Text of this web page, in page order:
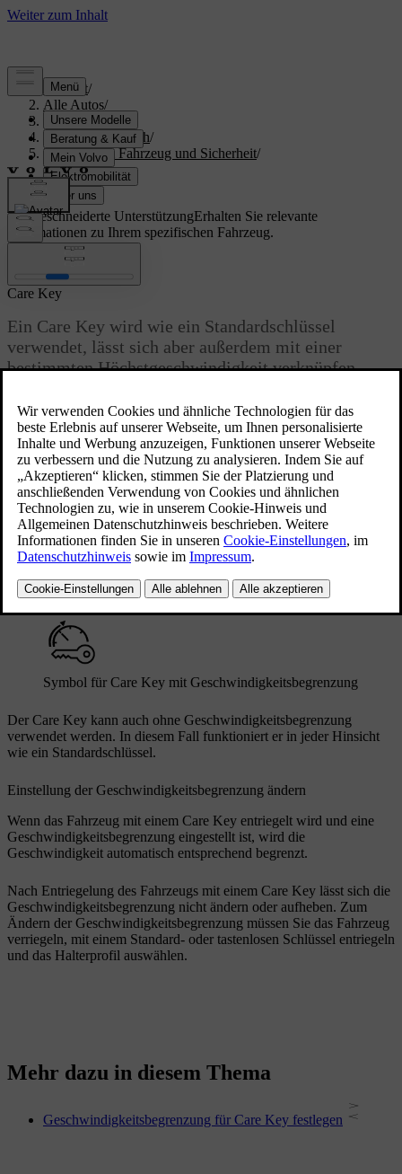
Support/
Alle Autos/
S60 2024/
Benutzerhandbuch/
Zugang zum Fahrzeug und Sicherheit/
Schlüssel/
Care Key
Maßgeschneiderte UnterstützungErhalten Sie relevante
Informationen zu Ihrem spezifischen Fahrzeug.
Anmelden
Care Key
Ein Care Key wird wie ein Standardschlüssel
verwendet, lässt sich aber außerdem mit einer
bestimmten Höchstgeschwindigkeit verknüpfen.
Ver- und Entriegelung, Fahrzeugstart und die meisten anderen
Standardfunktionen werden mit dem Care Key wie mit einem
normalen Schlüssel bedient. Der große Unterschied besteht darin,
dass Sie für die Fahrzeugnutzung mit dem Care Key eine
Höchstgeschwindigkeit einstellen können. Dies kann z. B. sinnvoll
sein, wenn Sie das Fahrzeug einer Person mit wenig Fahrpraxis,
einem Parkservice oder einer Werkstatt überlassen.
Wenn ein Care Key mit eingestellter Höchstgeschwindigkeit
verwendet wird, wird im Fahrerdisplay ein entsprechendes Symbol
angezeigt.
Symbol für Care Key mit Geschwindigkeitsbegrenzung
Der Care Key kann auch ohne Geschwindigkeitsbegrenzung
verwendet werden. In diesem Fall funktioniert er in jeder Hinsicht
wie ein Standardschlüssel.
Einstellung der Geschwindigkeitsbegrenzung ändern
Wenn das Fahrzeug mit einem Care Key entriegelt wird und eine
Geschwindigkeitsbegrenzung eingestellt ist, wird die
Geschwindigkeit automatisch entsprechend begrenzt.
Nach Entriegelung des Fahrzeugs mit einem Care Key lässt sich die
Geschwindigkeitsbegrenzung nicht ändern oder aufheben. Zum
Ändern der Geschwindigkeitsbegrenzung müssen Sie das Fahrzeug
verriegeln, mit einem Standard- oder tastenlosen Schlüssel entriegeln
und das Halterprofil auswählen.
Mehr dazu in diesem Thema
Geschwindigkeitsbegrenzung für Care Key festlegen